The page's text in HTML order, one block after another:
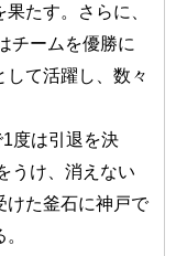
たす。さらに、
チームを優勝に
て活躍し、数々
度は引退を決
うけ、消えない
けた釜石に神戸で